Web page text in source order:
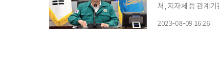
처, 지자체 등 관계
2023-08-09 16:26